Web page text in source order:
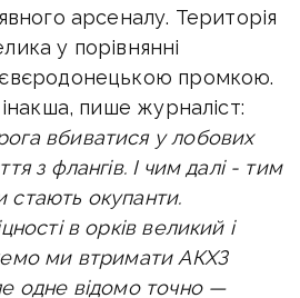
арсеналу. Територія
у порівнянні
промкою.
інакша, пише журналіст:
вбиватися у лобових
з флангів. І чим далі - тим
окупанти.
в орків великий і
ми втримати АКХЗ
одне відомо точно —